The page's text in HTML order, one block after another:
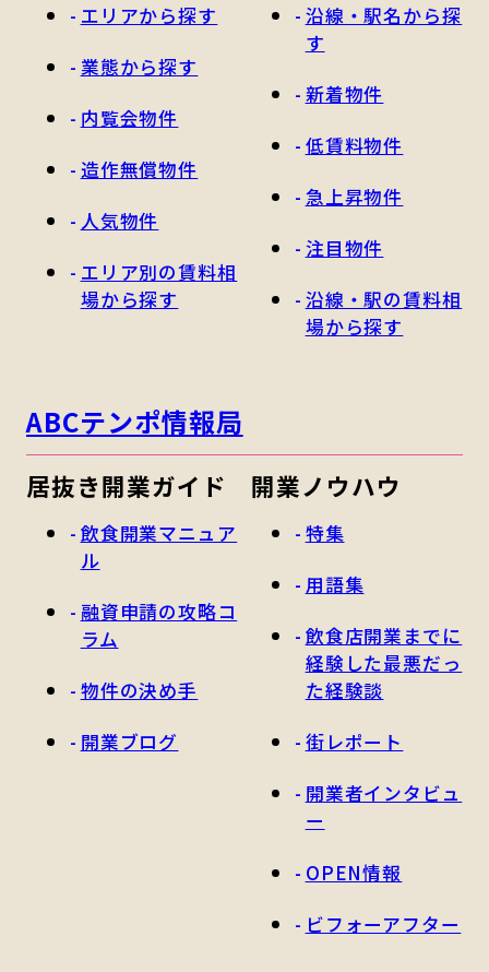
エリアから探す
業態から探す
内覧会物件
造作無償物件
人気物件
エリア別の賃料相
場から探す
沿線・駅名から探
す
新着物件
低賃料物件
急上昇物件
注目物件
沿線・駅の賃料相
場から探す
ABCテンポ情報局
居抜き開業ガイド
飲食開業マニュア
ル
融資申請の攻略コ
ラム
物件の決め手
開業ブログ
開業ノウハウ
特集
用語集
飲食店開業までに
経験した最悪だっ
た経験談
街レポート
開業者インタビュ
ー
OPEN情報
ビフォーアフター